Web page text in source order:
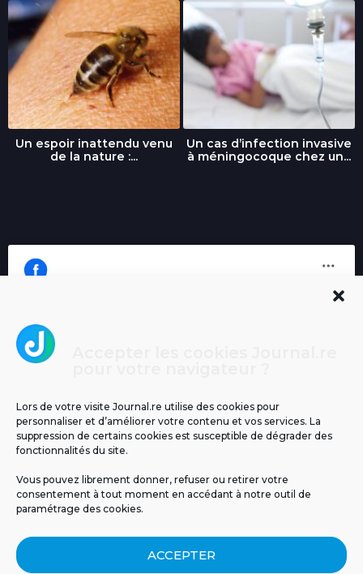
Lors de votre visite Journal.re utilise des cookies pour
personnaliser et d’améliorer votre contenu et vos services. La
suppression de certains cookies est susceptible de dégrader des
fonctionnalités du site.
Vous pouvez librement donner, refuser ou retirer votre
consentement à tout moment en accédant à notre outil de
paramétrage des cookies.
ACCEPTER
Un espoir inattendu venu
de la nature :...
Un cas d’infection invasive
à méningocoque chez un...
MENTIONS LÉGALES PUBLICITÉ
BLOG
NOS ÉMISSIONS
POLITIQUE DE CONFIDENTIALITÉ